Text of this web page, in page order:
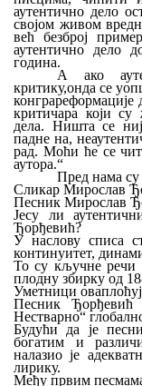
аутентично дело
својом живом
већ безброј
аутентично дело
година.
А ако
критику,онда се
конграреформације
критичара који су
дела. Ништа се
падне на,
рад. Моћи ће се
аутора.“
Пред нама су
Сликар Мирослав
Песник Мирослав
Јесу ли
Ђорђевић?
У наслову списа
континуитет,
То су кључне речи
плодну збирку од 1
Уметници
Песник Ђорђевић
Нестварно“
Будући да је
богатим и
налазио је
лирику.
Међу првим